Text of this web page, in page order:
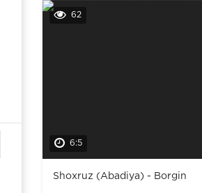
62
6:5
Shoxruz (Abadiya) - Borgin